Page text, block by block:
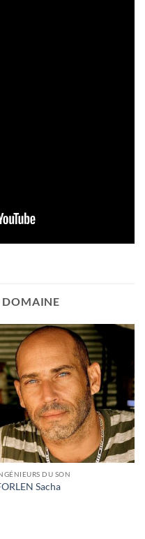
DOMAINE
DU SON
Sacha